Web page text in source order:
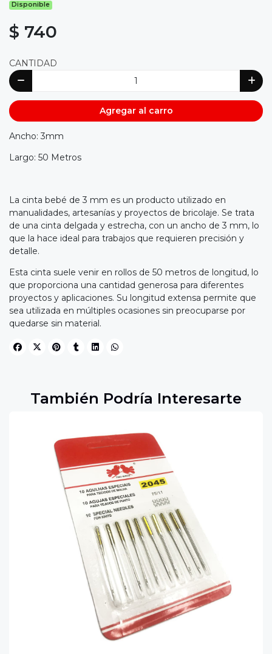
Disponible
$ 740
CANTIDAD
Agregar al carro
Ancho: 3mm
Largo: 50 Metros
La cinta bebé de 3 mm es un producto utilizado en
manualidades, artesanías y proyectos de bricolaje. Se trata
de una cinta delgada y estrecha, con un ancho de 3 mm, lo
que la hace ideal para trabajos que requieren precisión y
detalle.
Esta cinta suele venir en rollos de 50 metros de longitud, lo
que proporciona una cantidad generosa para diferentes
proyectos y aplicaciones. Su longitud extensa permite que
sea utilizada en múltiples ocasiones sin preocuparse por
quedarse sin material.
También Podría Interesarte